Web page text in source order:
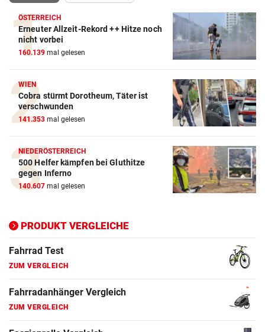
ÖSTERREICH
Erneuter Allzeit-Rekord ++ Hitze noch
nicht vorbei
160.139 mal gelesen
WIEN
Cobra stürmt Dorotheum, Täter ist
verschwunden
141.353 mal gelesen
NIEDERÖSTERREICH
500 Helfer kämpfen bei Gluthitze
gegen Inferno
140.607 mal gelesen
PRODUKT VERGLEICHE
Action-Cam Vergleich
ZUM VERGLEICH
Crosstrainer Vergleich
ZUM VERGLEICH
E-Bike Vergleich
ZUM VERGLEICH
Elektro-Scooter Vergleich
ZUM VERGLEICH
ZUM VERGLEICH
Fahrrad Test
ZUM VERGLEICH
Fahrradanhänger Vergleich
ZUM VERGLEICH
Faszienrolle Vergleich